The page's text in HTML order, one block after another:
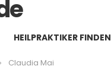
HEILPRAKTIKER FINDEN
Claudia Mai